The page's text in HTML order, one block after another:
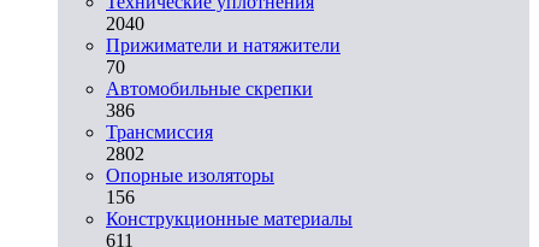
2040
Прижиматели и натяжители
70
Автомобильные скрепки
386
Трансмиссия
2802
Опорные изоляторы
156
Конструкционные материалы
611